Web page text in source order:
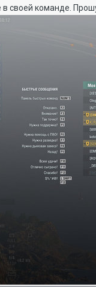
в своей команде.